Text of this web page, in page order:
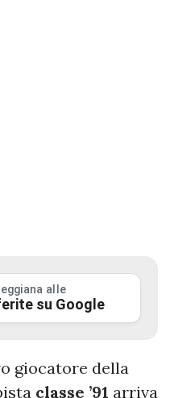
alle
su Google
giocatore della
classe ’91 arriva